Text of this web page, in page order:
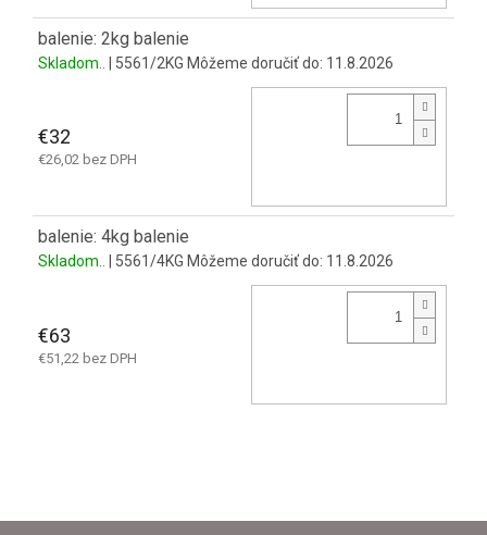
balenie: 2kg balenie
Skladom.. | 5561/2KG Môžeme doručiť do: 11.8.2026
€32
€26,02 bez DPH
balenie: 4kg balenie
Skladom.. | 5561/4KG Môžeme doručiť do: 11.8.2026
€63
€51,22 bez DPH
Z